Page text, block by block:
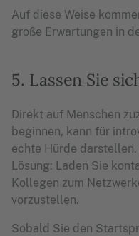
Auf diese Weise
große Erwartungen in
5. Lassen Sie
Direkt auf Menschen
beginnen, kann für
echte Hürde
Lösung: Laden Sie
Kollegen zum
vorzustellen.
Sobald Sie den